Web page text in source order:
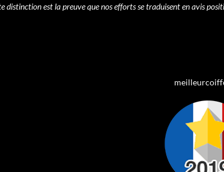
distinction est la preuve que nos efforts se traduisent en avis